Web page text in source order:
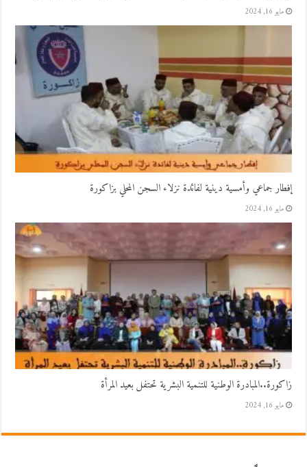
مايو 16, 2024
إفطار جماعي وأمسية دينية لفائدة نزلاء السجن المحلي بزاكورة
مايو 16, 2024
زاكورة..المبادرة الوطنية للتنمية البشرية تحتفل بعيد المرأة
مايو 16, 2024